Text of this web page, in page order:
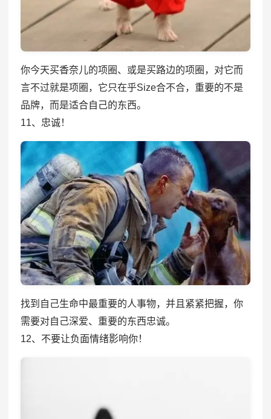
你今天买香奈儿的项圈、或是买路边的项圈，对它而
言不过就是项圈，它只在乎Size合不合，重要的不是
品牌，而是适合自己的东西。
11、忠诚！
找到自己生命中最重要的人事物，并且紧紧把握，你
需要对自己深爱、重要的东西忠诚。
12、不要让负面情绪影响你！